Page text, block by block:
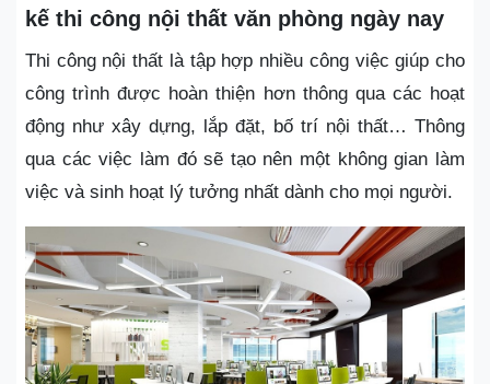
kế thi công nội thất văn phòng ngày nay
Thi công nội thất là tập hợp nhiều công việc giúp cho
công trình được hoàn thiện hơn thông qua các hoạt
động như xây dựng, lắp đặt, bố trí nội thất… Thông
qua các việc làm đó sẽ tạo nên một không gian làm
việc và sinh hoạt lý tưởng nhất dành cho mọi người.